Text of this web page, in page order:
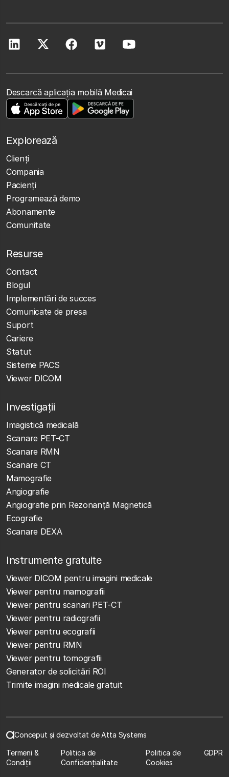
Descarcă aplicația mobilă Medicai
Explorează
Clienţi
Compania
Pacienți
Programează demo
Abonamente
Comunitate
Resurse
Contact
Blogul
Implementări de succes
Comunicate de presa
Suport
Cariere
Statut
Sisteme PACS
Viewer DICOM
Investigații
Imagistică medicală
Scanare PET-CT
Scanare RMN
Scanare CT
Mamografie
Angiografie
Angiografie prin Rezonanță Magnetică
Ecografie
Scanare DEXA
Instrumente gratuite
Viewer DICOM pentru imagini medicale
Viewer pentru mamografii
Viewer pentru scanari PET-CT
Viewer pentru radiografii
Viewer pentru ecografii
Viewer pentru RMN
Viewer pentru tomografii
Generator de solicitări ROI
Trimite imagini medicale gratuit
Conceput și dezvoltat de Atta Systems
Termeni &
Condiții
Politica de
Confidențialitate
Politica de
Cookies
GDPR